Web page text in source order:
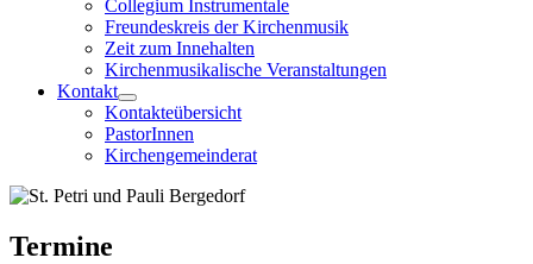
Collegium Instrumentale
Freundeskreis der Kirchenmusik
Zeit zum Innehalten
Kirchenmusikalische Veranstaltungen
Kontakt
Kontakteübersicht
PastorInnen
Kirchengemeinderat
Termine